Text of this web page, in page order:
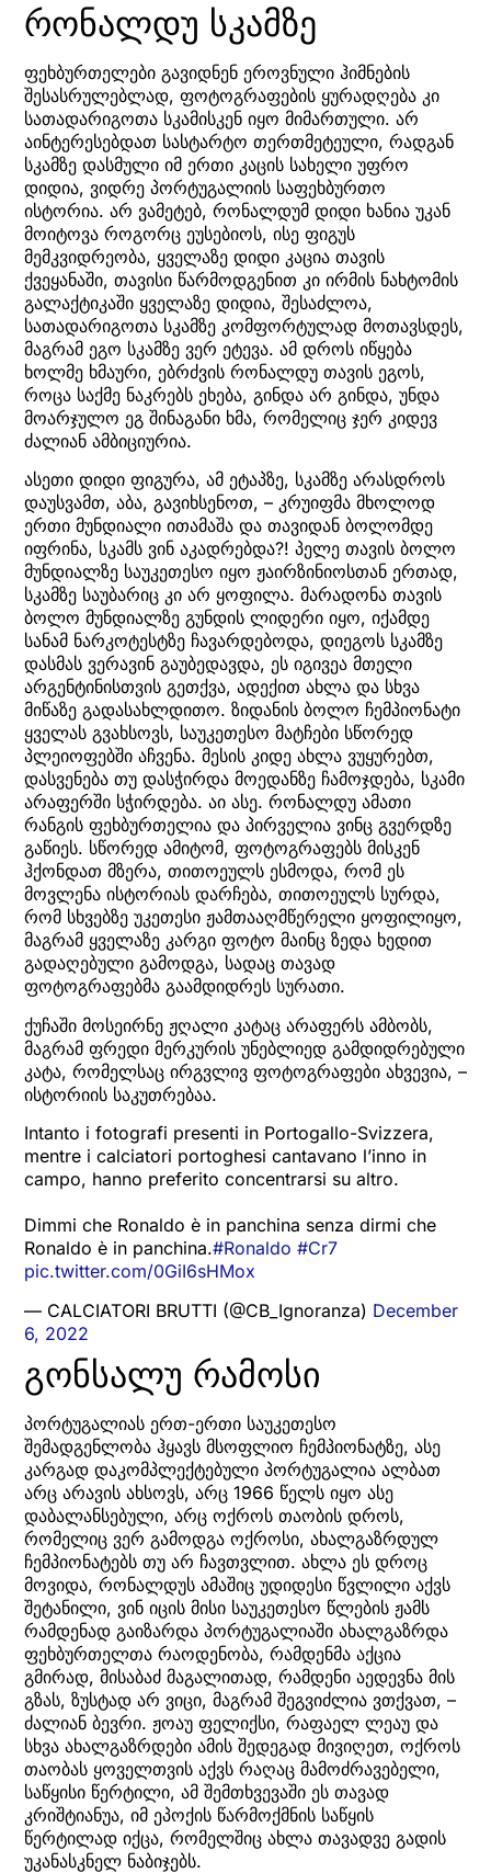
რონალდუ სკამზე
ფეხბურთელები გავიდნენ ეროვნული ჰიმნების
შესასრულებლად, ფოტოგრაფების ყურადღება კი
სათადარიგოთა სკამისკენ იყო მიმართული. არ
აინტერესებდათ სასტარტო თერთმეტეული, რადგან
სკამზე დასმული იმ ერთი კაცის სახელი უფრო
დიდია, ვიდრე პორტუგალიის საფეხბურთო
ისტორია. არ ვამეტებ, რონალდუმ დიდი ხანია უკან
მოიტოვა როგორც ეუსებიოს, ისე ფიგუს
მემკვიდრეობა, ყველაზე დიდი კაცია თავის
ქვეყანაში, თავისი წარმოდგენით კი ირმის ნახტომის
გალაქტიკაში ყველაზე დიდია, შესაძლოა,
სათადარიგოთა სკამზე კომფორტულად მოთავსდეს,
მაგრამ ეგო სკამზე ვერ ეტევა. ამ დროს იწყება
ხოლმე ხმაური, ებრძვის რონალდუ თავის ეგოს,
როცა საქმე ნაკრებს ეხება, გინდა არ გინდა, უნდა
მოარჯულო ეგ შინაგანი ხმა, რომელიც ჯერ კიდევ
ძალიან ამბიციურია.
ასეთი დიდი ფიგურა, ამ ეტაპზე, სკამზე არასდროს
დაუსვამთ, აბა, გავიხსენოთ, – კრუიფმა მხოლოდ
ერთი მუნდიალი ითამაშა და თავიდან ბოლომდე
იფრინა, სკამს ვინ აკადრებდა?! პელე თავის ბოლო
მუნდიალზე საუკეთესო იყო ჟაირზინიოსთან ერთად,
სკამზე საუბარიც კი არ ყოფილა. მარადონა თავის
ბოლო მუნდიალზე გუნდის ლიდერი იყო, იქამდე
სანამ ნარკოტესტზე ჩავარდებოდა, დიეგოს სკამზე
დასმას ვერავინ გაუბედავდა, ეს იგივეა მთელი
არგენტინისთვის გეთქვა, ადექით ახლა და სხვა
მიწაზე გადასახლდითო. ზიდანის ბოლო ჩემპიონატი
ყველას გვახსოვს, საუკეთესო მატჩები სწორედ
პლეიოფებში აჩვენა. მესის კიდე ახლა ვუყურებთ,
დასვენება თუ დასჭირდა მოედანზე ჩამოჯდება, სკამი
არაფერში სჭირდება. აი ასე. რონალდუ ამათი
რანგის ფეხბურთელია და პირველია ვინც გვერდზე
გაწიეს. სწორედ ამიტომ, ფოტოგრაფებს მისკენ
ჰქონდათ მზერა, თითოეულს ესმოდა, რომ ეს
მოვლენა ისტორიას დარჩება, თითოეულს სურდა,
რომ სხვებზე უკეთესი ჟამთააღმწერელი ყოფილიყო,
მაგრამ ყველაზე კარგი ფოტო მაინც ზედა ხედით
გადაღებული გამოდგა, სადაც თავად
ფოტოგრაფებმა გაამდიდრეს სურათი.
ქუჩაში მოსეირნე ჟღალი კატაც არაფერს ამბობს,
მაგრამ ფრედი მერკურის უნებლიედ გამდიდრებული
კატა, რომელსაც ირგვლივ ფოტოგრაფები ახვევია, –
ისტორიის საკუთრებაა.
Intanto i fotografi presenti in Portogallo-Svizzera,
mentre i calciatori portoghesi cantavano l’inno in
campo, hanno preferito concentrarsi su altro.
Dimmi che Ronaldo è in panchina senza dirmi che
Ronaldo è in panchina.#Ronaldo #Cr7
pic.twitter.com/0GiI6sHMox
— CALCIATORI BRUTTI (@CB_Ignoranza) December
6, 2022
გონსალუ რამოსი
პორტუგალიას ერთ-ერთი საუკეთესო
შემადგენლობა ჰყავს მსოფლიო ჩემპიონატზე, ასე
კარგად დაკომპლექტებული პორტუგალია ალბათ
არც არავის ახსოვს, არც 1966 წელს იყო ასე
დაბალანსებული, არც ოქროს თაობის დროს,
რომელიც ვერ გამოდგა ოქროსი, ახალგაზრდულ
ჩემპიონატებს თუ არ ჩავთვლით. ახლა ეს დროც
მოვიდა, რონალდუს ამაშიც უდიდესი წვლილი აქვს
შეტანილი, ვინ იცის მისი საუკეთესო წლების ჟამს
რამდენად გაიზარდა პორტუგალიაში ახალგაზრდა
ფეხბურთელთა რაოდენობა, რამდენმა აქცია
გმირად, მისაბაძ მაგალითად, რამდენი აედევნა მის
გზას, ზუსტად არ ვიცი, მაგრამ შეგვიძლია ვთქვათ, –
ძალიან ბევრი. ჟოაუ ფელიქსი, რაფაელ ლეაუ და
სხვა ახალგაზრდები ამის შედეგად მივიღეთ, ოქროს
თაობას ყოველთვის აქვს რაღაც მამოძრავებელი,
საწყისი წერტილი, ამ შემთხვევაში ეს თავად
კრიშტიანუა, იმ ეპოქის წარმოქმნის საწყის
წერტილად იქცა, რომელშიც ახლა თავადვე გადის
უკანასკნელ ნაბიჯებს.